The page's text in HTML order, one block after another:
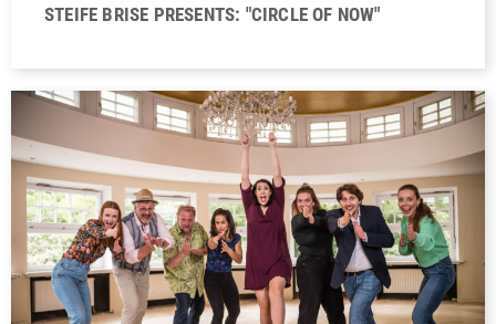
STEIFE BRISE PRESENTS: "CIRCLE OF NOW"